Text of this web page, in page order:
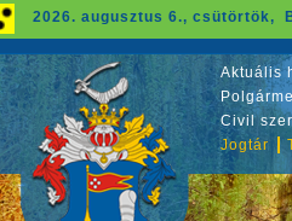
2026. augusztus 6., csütörtök,
Aktuális
Civil
Jogtár